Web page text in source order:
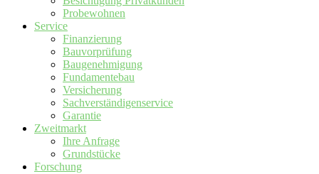
Probewohnen
Service
Finanzierung
Bauvorprüfung
Baugenehmigung
Fundamentebau
Versicherung
Sachverständigenservice
Garantie
Zweitmarkt
Ihre Anfrage
Grundstücke
Forschung